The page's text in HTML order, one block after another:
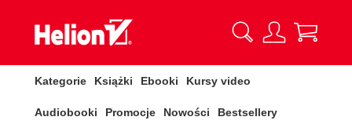
Kategorie Książki Ebooki Kursy video
Audiobooki Promocje Nowości Bestsellery